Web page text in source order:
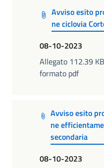
Avviso esito
ne ciclovia
08-10-2023
Allegato 112.39 KB
formato pdf
Avviso esito
ne
secondaria
08-10-2023